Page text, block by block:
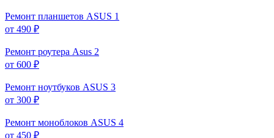
Ремонт планшетов ASUS 1
от 490 ₽
Ремонт роутера Asus 2
от 600 ₽
Ремонт ноутбуков ASUS 3
от 300 ₽
Ремонт моноблоков ASUS 4
от 450 ₽